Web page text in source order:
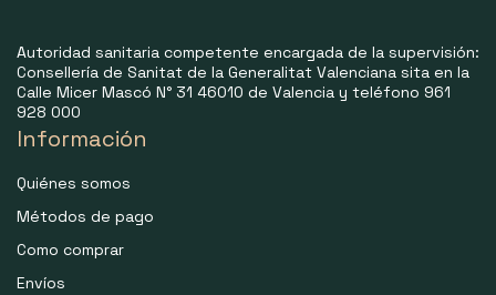
Autoridad sanitaria competente encargada de la supervisión:
Consellería de Sanitat de la Generalitat Valenciana sita en la
Calle Micer Mascó N° 31 46010 de Valencia y teléfono 961
928 000
Información
Quiénes somos
Métodos de pago
Como comprar
Envíos